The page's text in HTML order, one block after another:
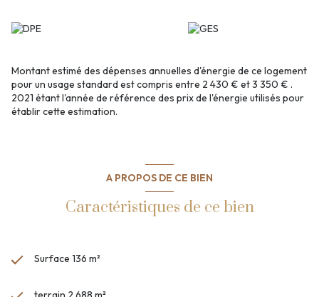
Montant estimé des dépenses annuelles d'énergie de ce logement
pour un usage standard est compris entre 2 430 € et 3 350 € .
2021 étant l'année de référence des prix de l'énergie utilisés pour
établir cette estimation.
A PROPOS DE CE BIEN
Caractéristiques de ce bien
Surface 136 m²